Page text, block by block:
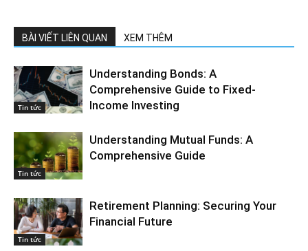
BÀI VIẾT LIÊN QUAN XEM THÊM
Tin tức
Understanding Bonds: A
Comprehensive Guide to Fixed-
Income Investing
Tin tức
Understanding Mutual Funds: A
Comprehensive Guide
Tin tức
Retirement Planning: Securing Your
Financial Future